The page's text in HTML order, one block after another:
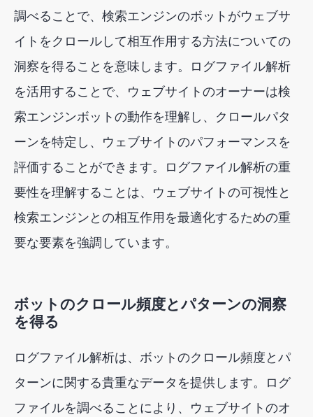
調べることで、検索エンジンのボットがウェブサ
イトをクロールして相互作用する方法についての
洞察を得ることを意味します。ログファイル解析
を活用することで、ウェブサイトのオーナーは検
索エンジンボットの動作を理解し、クロールパタ
ーンを特定し、ウェブサイトのパフォーマンスを
評価することができます。ログファイル解析の重
要性を理解することは、ウェブサイトの可視性と
検索エンジンとの相互作用を最適化するための重
要な要素を強調しています。
ボットのクロール頻度とパターンの洞察
を得る
ログファイル解析は、ボットのクロール頻度とパ
ターンに関する貴重なデータを提供します。ログ
ファイルを調べることにより、ウェブサイトのオ